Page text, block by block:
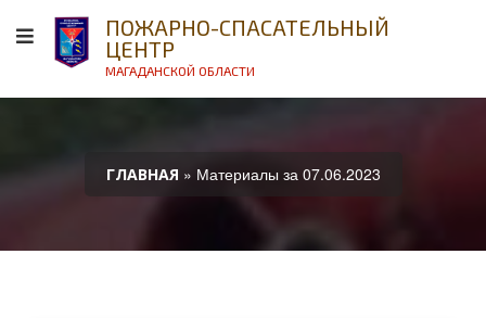
ПОЖАРНО-СПАСАТЕЛЬНЫЙ
ЦЕНТР
МАГАДАНСКОЙ ОБЛАСТИ
ГЛАВНАЯ » Материалы за 07.06.2023